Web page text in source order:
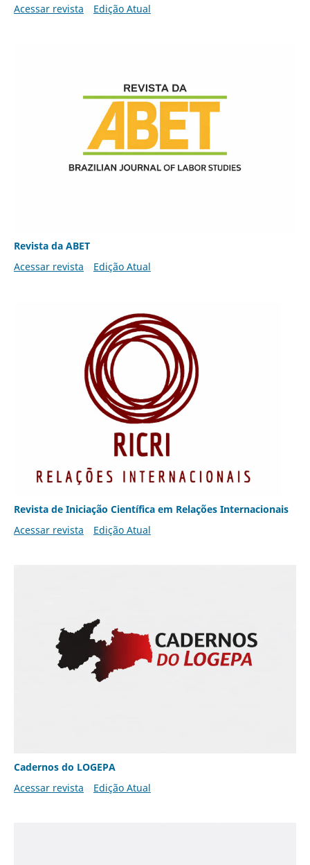
Acessar revista Edição Atual
Revista da ABET
Acessar revista
Edição Atual
Revista de Iniciação Científica em Relações Internacionais
Acessar revista
Edição Atual
Cadernos do LOGEPA
Acessar revista
Edição Atual